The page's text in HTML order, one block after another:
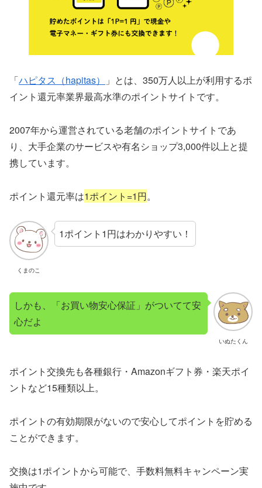
「ハピタス（hapitas）
」とは、350万人以上が利用するポ
イント還元率業界最高水準のポイントサイトです。
2007年から運営されている老舗のポイントサイトであ
り、大手企業のサービスや有名ショップ3,000件以上と提
携しています。
ポイント還元率は1ポイント=1円。
くまのこ
1ポイント1円はわかりやすい！
いぬたくん
しかも、「お買い物安心保証」がついてて安
心だよ
ポイント交換先も各種銀行・Amazonギフト券・楽天ポイ
ントなど15種類以上。
ポイントの有効期限がないので安心してポイントを貯める
ことができます。
交換は1ポイントから可能で、手数料無料キャンペーン実